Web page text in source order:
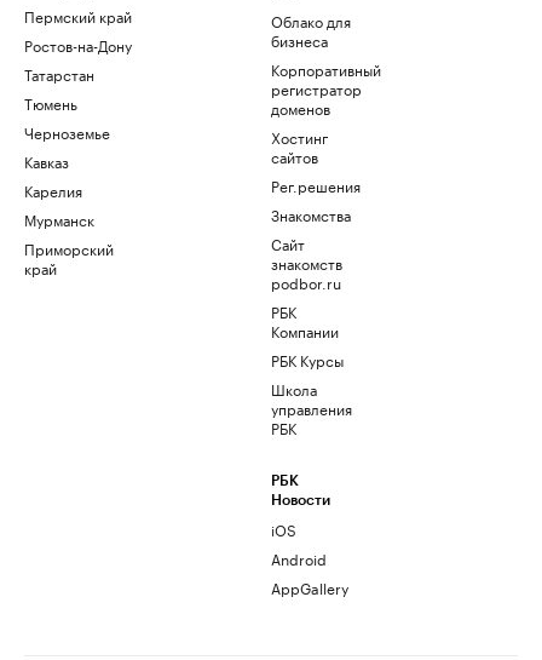
Пермский край
Ростов-на-Дону
Татарстан
Тюмень
Черноземье
Кавказ
Карелия
Мурманск
Приморский
край
Облако для
бизнеса
Корпоративный
регистратор
доменов
Хостинг
сайтов
Рег.решения
Знакомства
Сайт
знакомств
podbor.ru
РБК
Компании
РБК Курсы
Школа
управления
РБК
РБК
Новости
iOS
Android
AppGallery